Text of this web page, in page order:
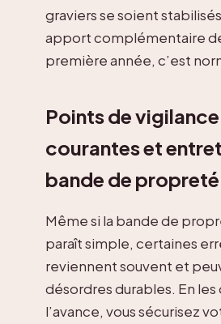
graviers se soient
apport complémentaire de
première année, c’est
Points de
courantes et
bande de propreté
Même si la bande de
paraît simple, certaines
reviennent souvent et
désordres durables. En les
l’avance, vous sécurisez